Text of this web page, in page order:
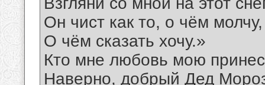
Он чист как то, о чём молчу,
О чём сказать хочу.»
Кто мне любовь мою
Наверно, добрый Дед